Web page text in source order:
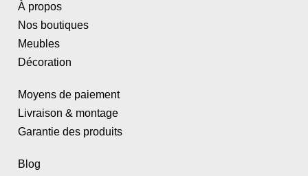
À propos
Nos boutiques
Meubles
Décoration
Moyens de paiement
Livraison & montage
Garantie des produits
Blog